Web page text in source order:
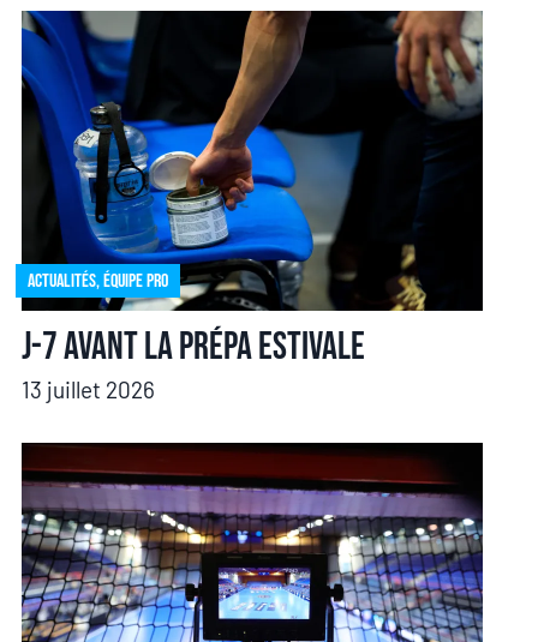
Actualités,Équipe pro
J-7 avant la prépa estivale
13 juillet 2026